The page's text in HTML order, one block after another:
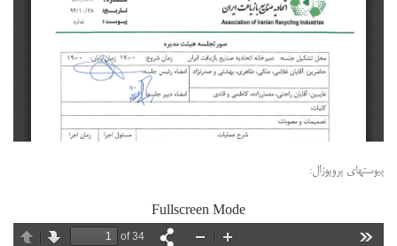
پیوستهای پروپوزال:
Fullscreen Mode